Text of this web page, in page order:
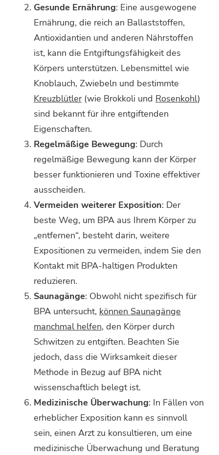
Gesunde Ernährung: Eine ausgewogene
Ernährung, die reich an Ballaststoffen,
Antioxidantien und anderen Nährstoffen
ist, kann die Entgiftungsfähigkeit des
Körpers unterstützen. Lebensmittel wie
Knoblauch, Zwiebeln und bestimmte
Kreuzblütler(wie Brokkoli und Rosenkohl)
sind bekannt für ihre entgiftenden
Eigenschaften.
Regelmäßige Bewegung: Durch
regelmäßige Bewegung kann der Körper
besser funktionieren und Toxine effektiver
ausscheiden.
Vermeiden weiterer Exposition: Der
beste Weg, um BPA aus Ihrem Körper zu
„entfernen“, besteht darin, weitere
Expositionen zu vermeiden, indem Sie den
Kontakt mit BPA-haltigen Produkten
reduzieren.
Saunagänge: Obwohl nicht spezifisch für
BPA untersucht, können Saunagänge
manchmal helfen, den Körper durch
Schwitzen zu entgiften. Beachten Sie
jedoch, dass die Wirksamkeit dieser
Methode in Bezug auf BPA nicht
wissenschaftlich belegt ist.
Medizinische Überwachung: In Fällen von
erheblicher Exposition kann es sinnvoll
sein, einen Arzt zu konsultieren, um eine
medizinische Überwachung und Beratung